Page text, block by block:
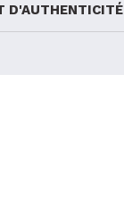
D'AUTHENTICITÉ